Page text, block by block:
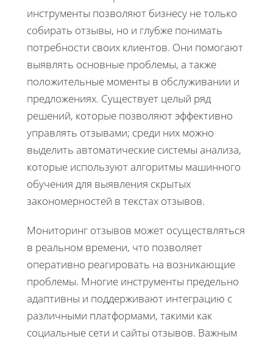
инструменты позволяют бизнесу не только
собирать отзывы, но и глубже понимать
потребности своих клиентов. Они помогают
выявлять основные проблемы, а также
положительные моменты в обслуживании и
предложениях. Существует целый ряд
решений, которые позволяют эффективно
управлять отзывами; среди них можно
выделить автоматические системы анализа,
которые используют алгоритмы машинного
обучения для выявления скрытых
закономерностей в текстах отзывов.
Мониторинг отзывов может осуществляться
в реальном времени, что позволяет
оперативно реагировать на возникающие
проблемы. Многие инструменты предельно
адаптивны и поддерживают интеграцию с
различными платформами, такими как
социальные сети и сайты отзывов. Важным